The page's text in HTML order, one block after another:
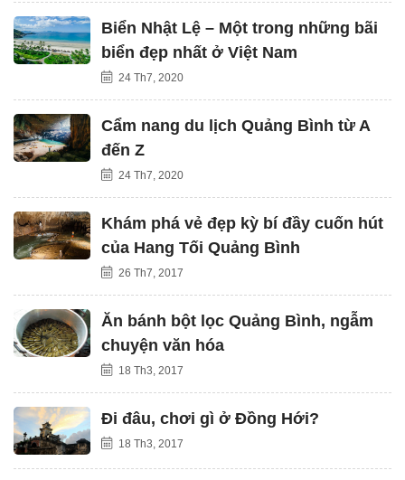
Biển Nhật Lệ – Một trong những bãi
biển đẹp nhất ở Việt Nam
24 Th7, 2020
Cẩm nang du lịch Quảng Bình từ A
đến Z
24 Th7, 2020
Khám phá vẻ đẹp kỳ bí đầy cuốn hút
của Hang Tối Quảng Bình
26 Th7, 2017
Ăn bánh bột lọc Quảng Bình, ngẫm
chuyện văn hóa
18 Th3, 2017
Đi đâu, chơi gì ở Đồng Hới?
18 Th3, 2017